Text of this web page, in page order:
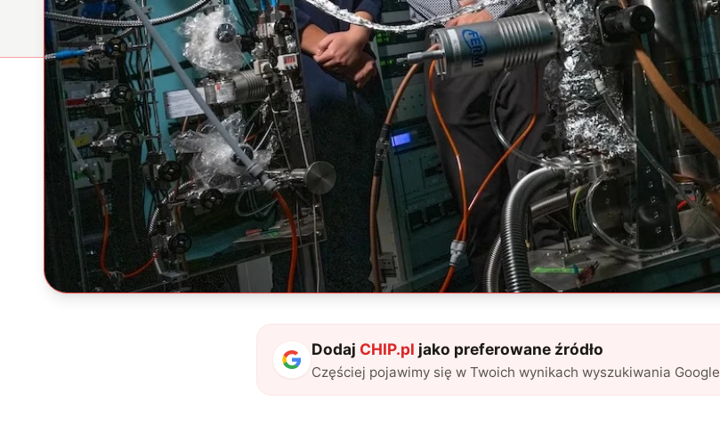
Dodaj CHIP.pl jako preferowane źródło
Częściej pojawimy się w Twoich wynikach wyszukiwania Google